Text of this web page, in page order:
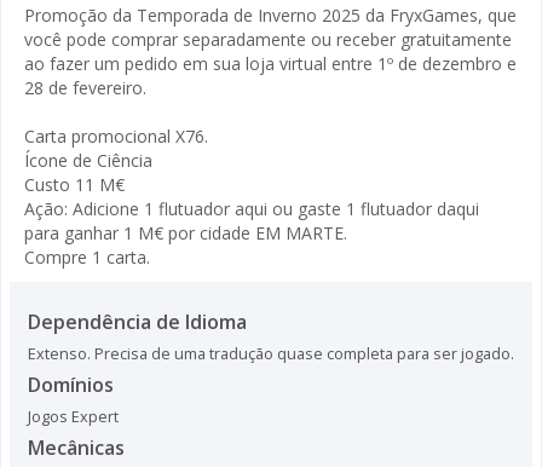
Promoção da Temporada de Inverno 2025 da FryxGames, que
você pode comprar separadamente ou receber gratuitamente
ao fazer um pedido em sua loja virtual entre 1º de dezembro e
28 de fevereiro.
Carta promocional X76.
Ícone de Ciência
Custo 11 M€
Ação: Adicione 1 flutuador aqui ou gaste 1 flutuador daqui
para ganhar 1 M€ por cidade EM MARTE.
Compre 1 carta.
Dependência de Idioma
Extenso. Precisa de uma tradução quase completa para ser jogado.
Domínios
Jogos Expert
Mecânicas